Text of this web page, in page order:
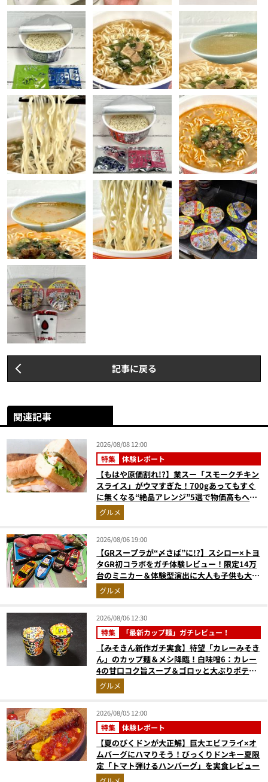
記事に戻る
関連記事
2026/08/08 12:00
特集 体験レポート
【もはや原価割れ!?】業スー「スモークチキン
スライス」がウマすぎた！700gあってもすぐ
に無くなる“絶品アレンジ”5選で物価高もへっ
ちゃら
グルメ
2026/08/06 19:00
【GRスープラが“〆さば”に!?】スシロー×トヨ
タGR初コラボをガチ体験レビュー！限定14万
台のミニカー＆体験型演出に大人も子供も大興
奮間違いなし
グルメ
2026/08/06 12:30
特集 「最新カップ麺」ガチレビュー！
【みそきん新作ガチ実食】待望「カレーみそき
ん」のカップ麺＆メシ降臨！白味噌6：カレー
4の甘口コク旨スープ＆ゴロッと大ぶりポテト
に歓喜
グルメ
2026/08/05 12:00
特集 体験レポート
【夏のびくドンが大正解】巨大エビフライ×オ
ムバーグにハマりそう！びっくりドンキー夏限
定「トマト弾けるハンバーグ」を実食レビュー